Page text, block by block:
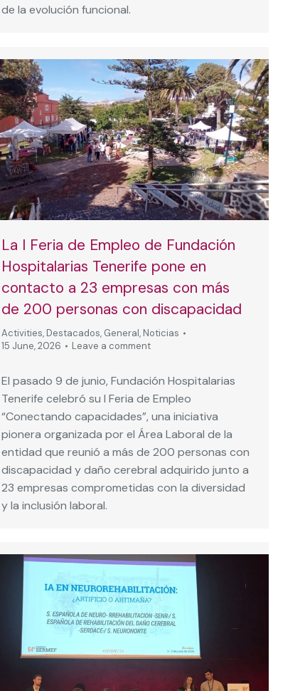
de la evolución funcional.
La I Feria de Empleo de Fundación
Hospitalarias Tenerife pone en
contacto a 23 empresas con más
de 200 personas con discapacidad
Activities, Destacados, General, Noticias
15 June, 2026
Leave a comment
El pasado 9 de junio, Fundación Hospitalarias
Tenerife celebró su I Feria de Empleo
“Conectando capacidades”, una iniciativa
pionera organizada por el Área Laboral de la
entidad que reunió a más de 200 personas con
discapacidad y daño cerebral adquirido junto a
23 empresas comprometidas con la diversidad
y la inclusión laboral.